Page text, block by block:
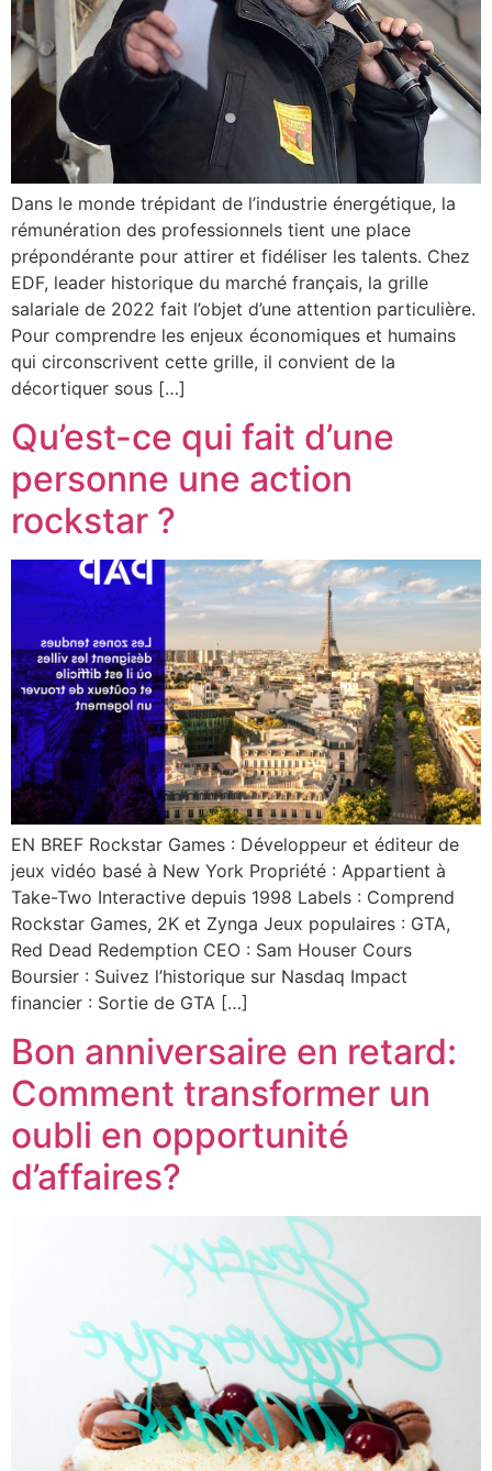
Dans le monde trépidant de l’industrie énergétique, la
rémunération des professionnels tient une place
prépondérante pour attirer et fidéliser les talents. Chez
EDF, leader historique du marché français, la grille
salariale de 2022 fait l’objet d’une attention particulière.
Pour comprendre les enjeux économiques et humains
qui circonscrivent cette grille, il convient de la
décortiquer sous […]
Qu’est-ce qui fait d’une
personne une action
rockstar ?
EN BREF Rockstar Games : Développeur et éditeur de
jeux vidéo basé à New York Propriété : Appartient à
Take-Two Interactive depuis 1998 Labels : Comprend
Rockstar Games, 2K et Zynga Jeux populaires : GTA,
Red Dead Redemption CEO : Sam Houser Cours
Boursier : Suivez l’historique sur Nasdaq Impact
financier : Sortie de GTA […]
Bon anniversaire en retard:
Comment transformer un
oubli en opportunité
d’affaires?